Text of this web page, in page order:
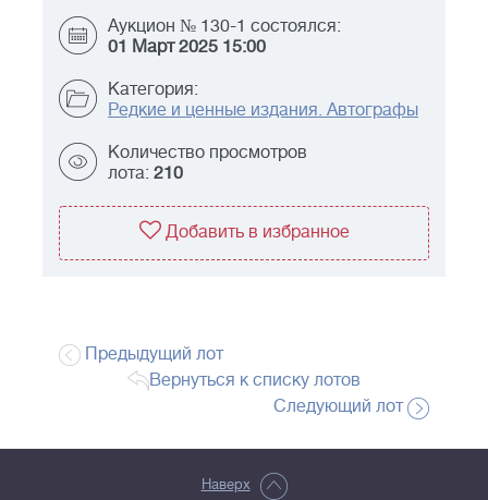
Аукцион № 130-1 состоялся:
01 Март 2025 15:00
Категория:
Редкие и ценные издания. Автографы
Количество просмотров
лота: 210
Добавить в избранное
Предыдущий лот
Вернуться к списку лотов
Следующий лот
Наверх